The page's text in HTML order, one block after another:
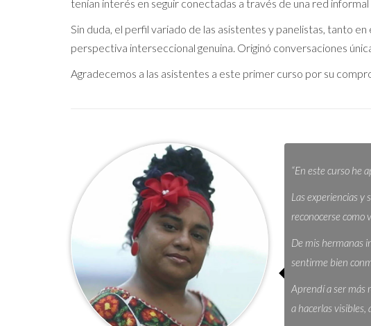
tenían interés en seguir conectadas a través de una red
Sin duda, el perfil variado de las asistentes y panelistas, tanto
perspectiva interseccional genuina. Originó conversaciones
Agradecemos a las asistentes a este primer curso por su
“En este curso he
Las experiencias
reconocerse como
De mis hermanas
sentirme bien
Aprendí a ser más
a hacerlas visibles,